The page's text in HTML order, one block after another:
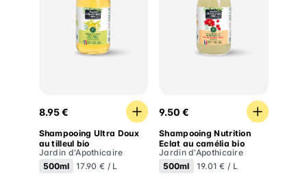
Shampooing Ultra Doux au tilleul bio
8.95 €
Shampooing Ultra Doux
au tilleul bio
Jardin d'Apothicaire
500ml
17.90 € / L
Shampooing Nutrition
9.50 €
Shampooing Nutrition
Eclat au camélia bio
Jardin d'Apothicaire
500ml
19.01 € / L